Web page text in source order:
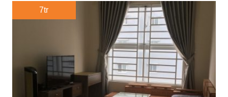
7tr